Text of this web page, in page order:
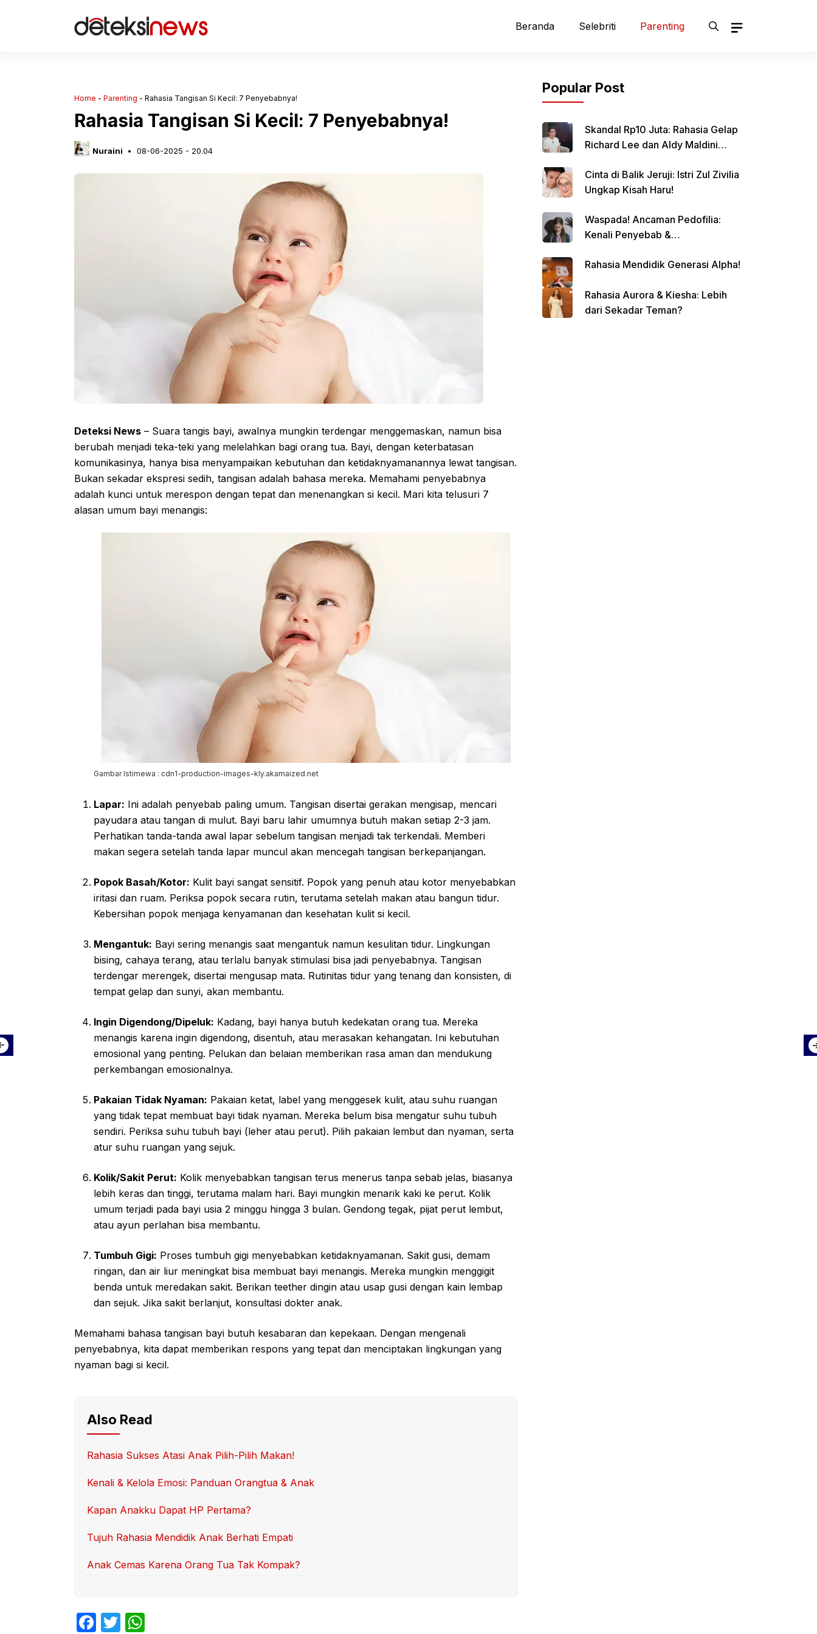
Beranda Selebriti Parenting
Home - Parenting - Rahasia Tangisan Si Kecil: 7 Penyebabnya!
Rahasia Tangisan Si Kecil: 7 Penyebabnya!
Nuraini 08-06-2025 - 20.04
Deteksi News – Suara tangis bayi, awalnya mungkin terdengar menggemaskan, namun bisa
berubah menjadi teka-teki yang melelahkan bagi orang tua. Bayi, dengan keterbatasan
komunikasinya, hanya bisa menyampaikan kebutuhan dan ketidaknyamanannya lewat tangisan.
Bukan sekadar ekspresi sedih, tangisan adalah bahasa mereka. Memahami penyebabnya
adalah kunci untuk merespon dengan tepat dan menenangkan si kecil. Mari kita telusuri 7
alasan umum bayi menangis:
Gambar Istimewa : cdn1-production-images-kly.akamaized.net
Lapar: Ini adalah penyebab paling umum. Tangisan disertai gerakan mengisap, mencari
payudara atau tangan di mulut. Bayi baru lahir umumnya butuh makan setiap 2-3 jam.
Perhatikan tanda-tanda awal lapar sebelum tangisan menjadi tak terkendali. Memberi
makan segera setelah tanda lapar muncul akan mencegah tangisan berkepanjangan.
Popok Basah/Kotor: Kulit bayi sangat sensitif. Popok yang penuh atau kotor menyebabkan
iritasi dan ruam. Periksa popok secara rutin, terutama setelah makan atau bangun tidur.
Kebersihan popok menjaga kenyamanan dan kesehatan kulit si kecil.
Mengantuk: Bayi sering menangis saat mengantuk namun kesulitan tidur. Lingkungan
bising, cahaya terang, atau terlalu banyak stimulasi bisa jadi penyebabnya. Tangisan
terdengar merengek, disertai mengusap mata. Rutinitas tidur yang tenang dan konsisten, di
tempat gelap dan sunyi, akan membantu.
Ingin Digendong/Dipeluk: Kadang, bayi hanya butuh kedekatan orang tua. Mereka
menangis karena ingin digendong, disentuh, atau merasakan kehangatan. Ini kebutuhan
emosional yang penting. Pelukan dan belaian memberikan rasa aman dan mendukung
perkembangan emosionalnya.
Pakaian Tidak Nyaman: Pakaian ketat, label yang menggesek kulit, atau suhu ruangan
yang tidak tepat membuat bayi tidak nyaman. Mereka belum bisa mengatur suhu tubuh
sendiri. Periksa suhu tubuh bayi (leher atau perut). Pilih pakaian lembut dan nyaman, serta
atur suhu ruangan yang sejuk.
Kolik/Sakit Perut: Kolik menyebabkan tangisan terus menerus tanpa sebab jelas, biasanya
lebih keras dan tinggi, terutama malam hari. Bayi mungkin menarik kaki ke perut. Kolik
umum terjadi pada bayi usia 2 minggu hingga 3 bulan. Gendong tegak, pijat perut lembut,
atau ayun perlahan bisa membantu.
Tumbuh Gigi: Proses tumbuh gigi menyebabkan ketidaknyamanan. Sakit gusi, demam
ringan, dan air liur meningkat bisa membuat bayi menangis. Mereka mungkin menggigit
benda untuk meredakan sakit. Berikan teether dingin atau usap gusi dengan kain lembap
dan sejuk. Jika sakit berlanjut, konsultasi dokter anak.
Memahami bahasa tangisan bayi butuh kesabaran dan kepekaan. Dengan mengenali
penyebabnya, kita dapat memberikan respons yang tepat dan menciptakan lingkungan yang
nyaman bagi si kecil.
Also Read
Rahasia Sukses Atasi Anak Pilih-Pilih Makan!
Kenali & Kelola Emosi: Panduan Orangtua & Anak
Kapan Anakku Dapat HP Pertama?
Tujuh Rahasia Mendidik Anak Berhati Empati
Anak Cemas Karena Orang Tua Tak Kompak?
F
T
Popular Post
Skandal Rp10 Juta: Rahasia Gelap
Richard Lee dan Aldy Maldini
Cinta di Balik Jeruji: Istri Zul Zivilia
Ungkap Kisah Haru!
Waspada! Ancaman Pedofilia:
Kenali Penyebab &
Rahasia Mendidik Generasi Alpha!
Rahasia Aurora & Kiesha: Lebih
dari Sekadar Teman?